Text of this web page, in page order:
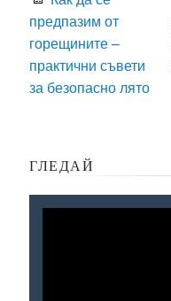
предпазим от
горещините –
практични съвети
за безопасно лято
ГЛЕДАЙ